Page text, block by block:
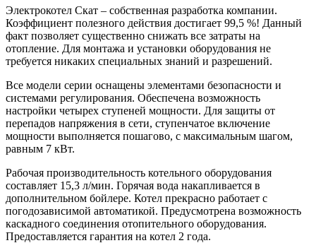
Электрокотел Скат – собственная разработка компании.
Коэффициент полезного действия достигает 99,5 %! Данный
факт позволяет существенно снижать все затраты на
отопление. Для монтажа и установки оборудования не
требуется никаких специальных знаний и разрешений.
Все модели серии оснащены элементами безопасности и
системами регулирования. Обеспечена возможность
настройки четырех ступеней мощности. Для защиты от
перепадов напряжения в сети, ступенчатое включение
мощности выполняется пошагово, с максимальным шагом,
равным 7 кВт.
Рабочая производительность котельного оборудования
составляет 15,3 л/мин. Горячая вода накапливается в
дополнительном бойлере. Котел прекрасно работает с
погодозависимой автоматикой. Предусмотрена возможность
каскадного соединения отопительного оборудования.
Предоставляется гарантия на котел 2 года.